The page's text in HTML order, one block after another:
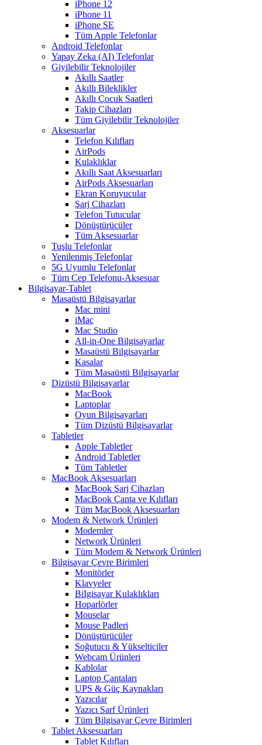
iPhone 12
iPhone 11
iPhone SE
Tüm Apple Telefonlar
Android Telefonlar
Yapay Zeka (AI) Telefonlar
Giyilebilir Teknolojiler
Akıllı Saatler
Akıllı Bileklikler
Akıllı Çocuk Saatleri
Takip Cihazları
Tüm Giyilebilir Teknolojiler
Aksesuarlar
Telefon Kılıfları
AirPods
Kulaklıklar
Akıllı Saat Aksesuarları
AirPods Aksesuarları
Ekran Koruyucular
Şarj Cihazları
Telefon Tutucular
Dönüştürücüler
Tüm Aksesuarlar
Tuşlu Telefonlar
Yenilenmiş Telefonlar
5G Uyumlu Telefonlar
Tüm Cep Telefonu-Aksesuar
Bilgisayar-Tablet
Masaüstü Bilgisayarlar
Mac mini
iMac
Mac Studio
All-in-One Bilgisayarlar
Masaüstü Bilgisayarlar
Kasalar
Tüm Masaüstü Bilgisayarlar
Dizüstü Bilgisayarlar
MacBook
Laptoplar
Oyun Bilgisayarları
Tüm Dizüstü Bilgisayarlar
Tabletler
Apple Tabletler
Android Tabletler
Tüm Tabletler
MacBook Aksesuarları
MacBook Şarj Cihazları
MacBook Çanta ve Kılıfları
Tüm MacBook Aksesuarları
Modem & Network Ürünleri
Modemler
Network Ürünleri
Tüm Modem & Network Ürünleri
Bilgisayar Çevre Birimleri
Monitörler
Klavyeler
BiIgisayar Kulaklıkları
Hoparlörler
Mouselar
Mouse Padleri
Dönüştürücüler
Soğutucu & Yükselticiler
Webcam Ürünleri
Kablolar
Laptop Çantaları
UPS & Güç Kaynakları
Yazıcılar
Yazıcı Sarf Ürünleri
Tüm Bilgisayar Çevre Birimleri
Tablet Aksesuarları
Tablet Kılıfları